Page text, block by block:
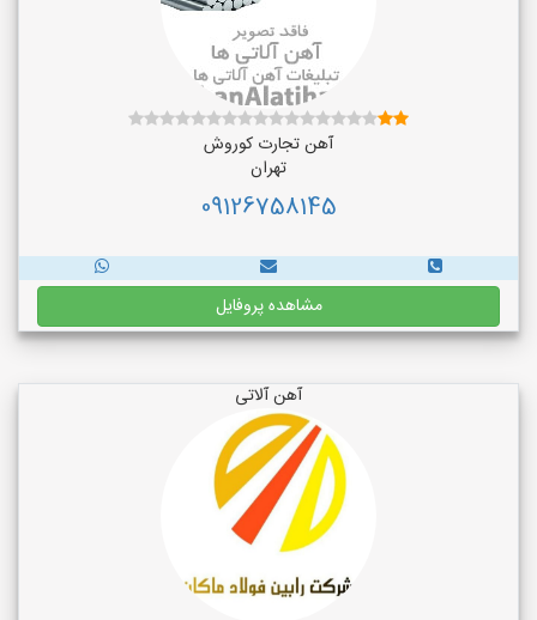
آهن تجارت کوروش
تهران
09126758145
مشاهده پروفایل
آهن آلاتی